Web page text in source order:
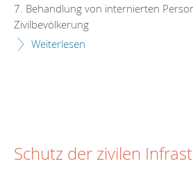
7. Behandlung von internierten
Zivilbevölkerung
Weiterlesen
Schutz der zivilen